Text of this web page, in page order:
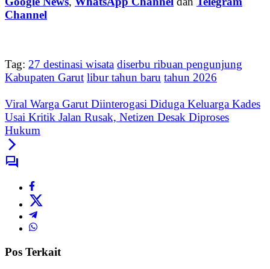
Channel
Tag: 27 destinasi wisata diserbu ribuan pengunjung
Kabupaten Garut libur tahun baru tahun 2026
Viral Warga Garut Diinterogasi Diduga Keluarga Kades
Usai Kritik Jalan Rusak, Netizen Desak Diproses
Hukum
Pos Terkait